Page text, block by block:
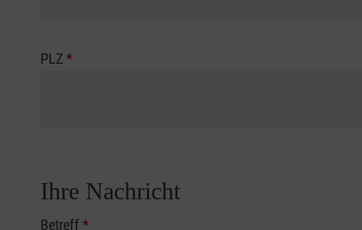
PLZ*
Ihre Nachricht
Betreff*